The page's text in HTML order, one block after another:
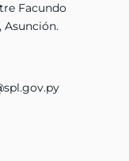
Facundo
Asunción.